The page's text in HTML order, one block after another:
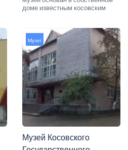
доме известным косовским
Музеї
Музей Косовского